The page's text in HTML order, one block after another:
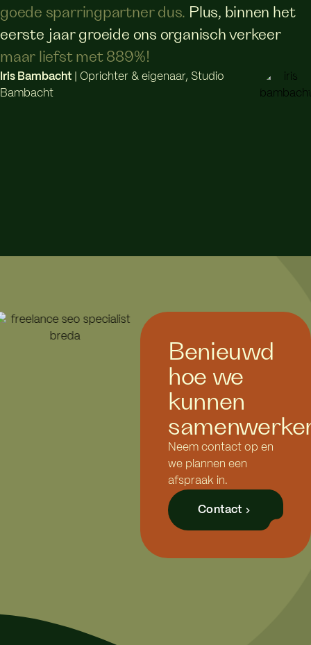
goede sparringpartner dus. Plus, binnen het
eerste jaar groeide ons organisch verkeer
maar liefst met 889%!
Iris Bambacht | Oprichter & eigenaar, Studio
Bambacht
Benieuwd
hoe we
kunnen
Neem contact op en
we plannen een
afspraak in.
Contact